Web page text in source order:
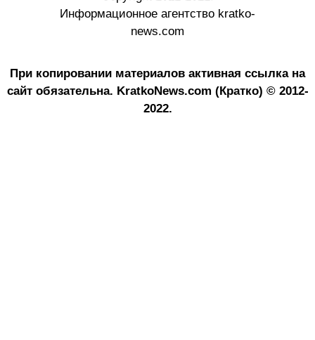
Информационное агентство kratko-
news.com
При копировании материалов активная ссылка на
сайт обязательна. KratkoNews.com (Кратко) © 2012-
2022.